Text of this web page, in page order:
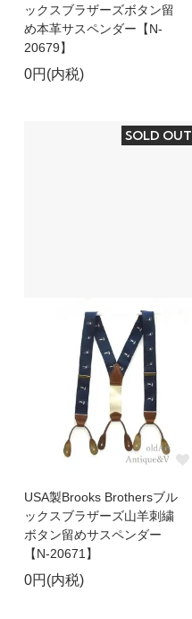
ックスブラザーズボタン留
め本革サスペンダー【N-
20679】
0円(内税)
SOLD OUT
USA製Brooks Brothersブル
ックスブラザーズ山羊刺繍
ボタン留めサスペンダー
【N-20671】
0円(内税)